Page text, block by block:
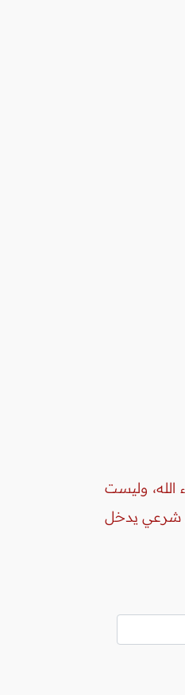
الله، وليست
شرعي يدخل